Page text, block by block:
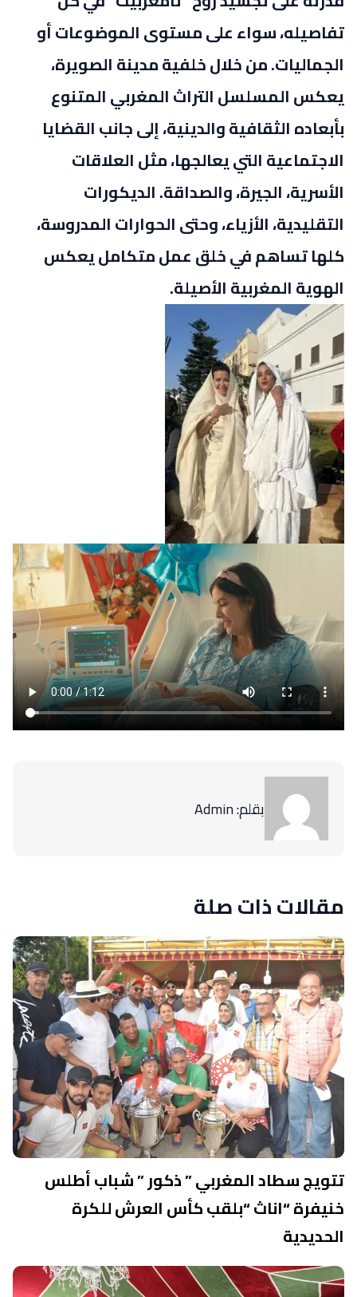
تفاصيله، سواء على مستوى الموضوعات أو
الجماليات. من خلال خلفية مدينة الصويرة،
يعكس المسلسل التراث المغربي المتنوع
بأبعاده الثقافية والدينية، إلى جانب القضايا
الاجتماعية التي يعالجها، مثل العلاقات
الأسرية، الجيرة، والصداقة. الديكورات
التقليدية، الأزياء، وحتى الحوارات المدروسة،
كلها تساهم في خلق عمل متكامل يعكس
الهوية المغربية الأصيلة.
بقلم: Admin
مقالات ذات صلة
تتويج سطاد المغربي ” ذكور ” شباب أطلس
خنيفرة “اناث “بلقب كأس العرش للكرة
الحديدية